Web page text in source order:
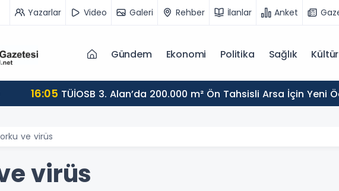
Yazarlar Video Galeri Rehber İlanlar Anket
Gündem Ekonomi Politika Sağlık
16:05 TÜİOSB 3. Alan’da 200.000 m² Ön Tahsisli Arsa İçin Yeni
ve virüs
virüs